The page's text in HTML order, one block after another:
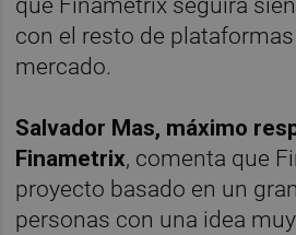
con el resto de plataformas
mercado.
Salvador Mas, máximo
Finametrix, comenta que
proyecto basado en un
personas con una idea